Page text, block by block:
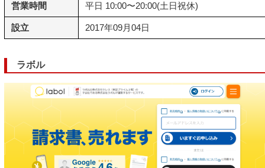
営業時間 平日 10:00〜20:00(土日祝休)
設立 2017年09月04日
ラボル